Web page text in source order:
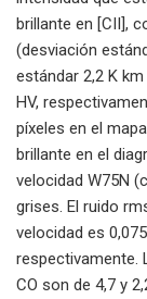
brillante en [CII],
(desviación
estándar 2,2 K
HV,
píxeles en el
brillante en el
velocidad W75N
grises. El ruido
velocidad es
respectivamente.
CO son de 4,7 y